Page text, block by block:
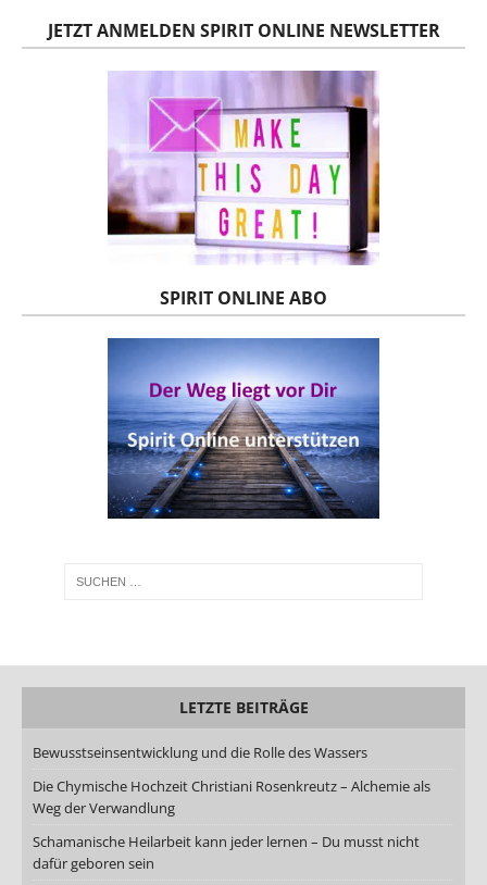
JETZT ANMELDEN SPIRIT ONLINE NEWSLETTER
SPIRIT ONLINE ABO
LETZTE BEITRÄGE
Bewusstseinsentwicklung und die Rolle des Wassers
Die Chymische Hochzeit Christiani Rosenkreutz – Alchemie als
Weg der Verwandlung
Schamanische Heilarbeit kann jeder lernen – Du musst nicht
dafür geboren sein